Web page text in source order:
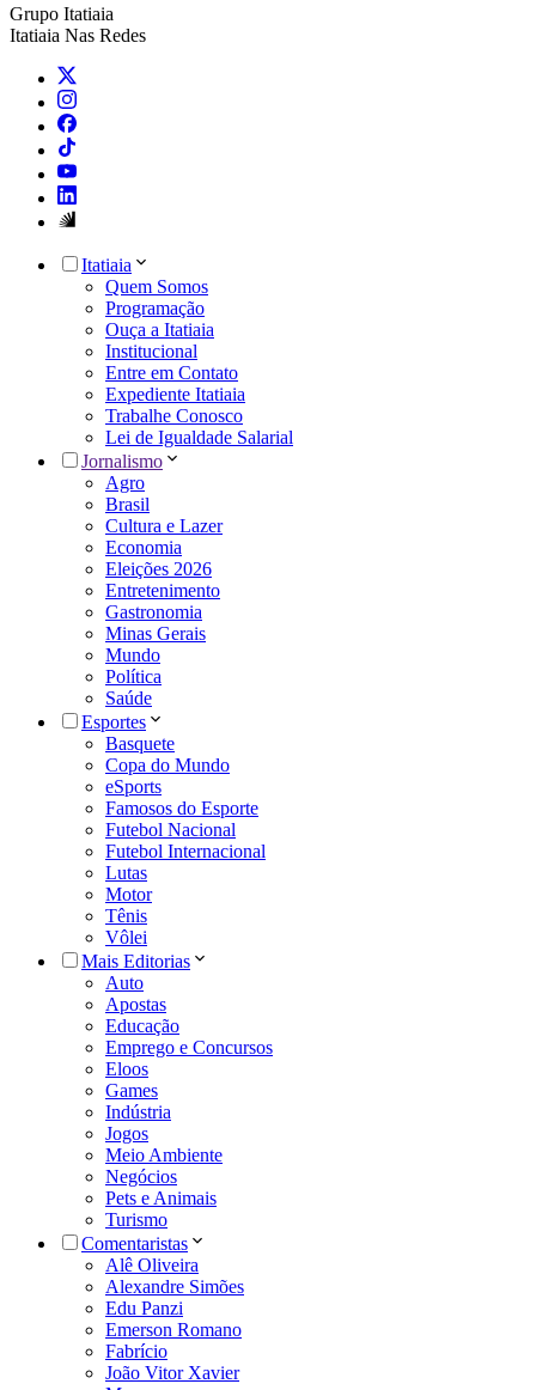
Grupo Itatiaia
Itatiaia Nas Redes
Itatiaia
Quem Somos
Programação
Ouça a Itatiaia
Institucional
Entre em Contato
Expediente Itatiaia
Trabalhe Conosco
Lei de Igualdade Salarial
Jornalismo
Agro
Brasil
Cultura e Lazer
Economia
Eleições 2026
Entretenimento
Gastronomia
Minas Gerais
Mundo
Política
Saúde
Esportes
Basquete
Copa do Mundo
eSports
Famosos do Esporte
Futebol Nacional
Futebol Internacional
Lutas
Motor
Tênis
Vôlei
Mais Editorias
Auto
Apostas
Educação
Emprego e Concursos
Eloos
Games
Indústria
Jogos
Meio Ambiente
Negócios
Pets e Animais
Turismo
Comentaristas
Alê Oliveira
Alexandre Simões
Edu Panzi
Emerson Romano
Fabrício
João Vitor Xavier